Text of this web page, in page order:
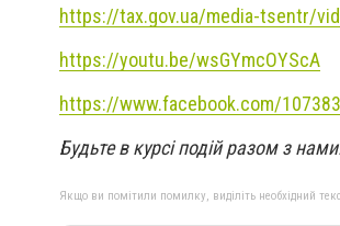
https://tax.gov.ua/media-tsentr/
https://youtu.be/wsGYmcOYScA
https://www.facebook.com/
Будьте в курсі подій разом з
Якщо ви помітили помилку, виділіть необхідний